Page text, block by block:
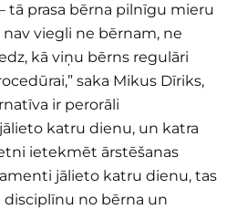
tā prasa bērna pilnīgu mieru
nav viegli ne bērnam, ne
kā viņu bērns regulāri
saka Mikus Dīriks,
ir perorāli
katru dienu, un katra
ietekmēt ārstēšanas
jālieto katru dienu, tas
no bērna un